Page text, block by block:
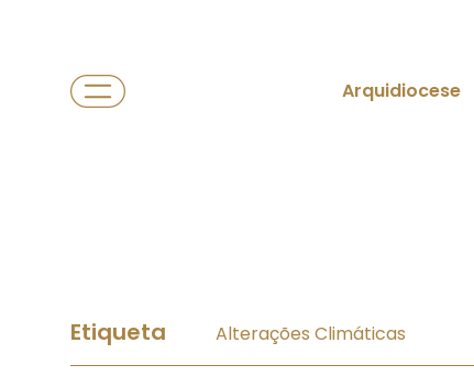
Arquidiocese
Etiqueta Alterações Climáticas